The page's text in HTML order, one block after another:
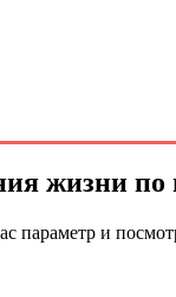
жизни по
параметр и